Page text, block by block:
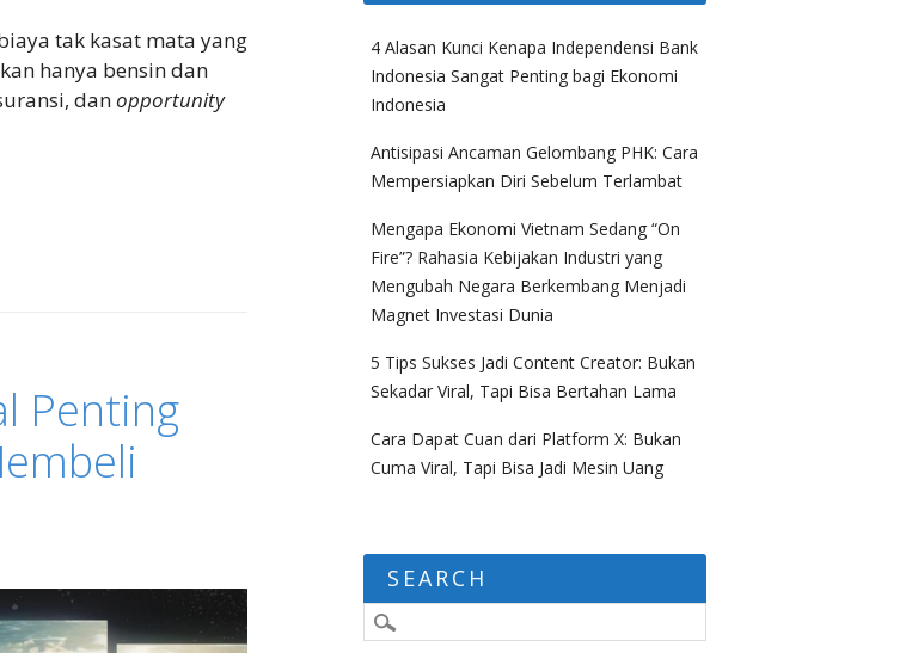
tak kasat mata yang
hanya bensin dan
danopportunity
Penting
4 Alasan Kunci Kenapa Independensi Bank
Indonesia Sangat Penting bagi Ekonomi
Indonesia
Antisipasi Ancaman Gelombang PHK: Cara
Mempersiapkan Diri Sebelum Terlambat
Mengapa Ekonomi Vietnam Sedang “On
Fire”? Rahasia Kebijakan Industri yang
Mengubah Negara Berkembang Menjadi
Magnet Investasi Dunia
5 Tips Sukses Jadi Content Creator: Bukan
Sekadar Viral, Tapi Bisa Bertahan Lama
Cara Dapat Cuan dari Platform X: Bukan
Cuma Viral, Tapi Bisa Jadi Mesin Uang
SEARCH